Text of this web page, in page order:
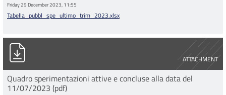
Friday 29 December 2023, 11:55
Tabella_pubbl_spe_ultimo_trim_2023.xlsx
ATTACHMENT
Copia di Tabella_pubbl_spe_secondo_trim_2023.pdf
Quadro sperimentazioni attive e concluse alla data del
11/07/2023 (pdf)